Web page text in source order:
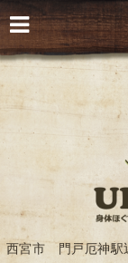
西宮市 門戸厄神駅